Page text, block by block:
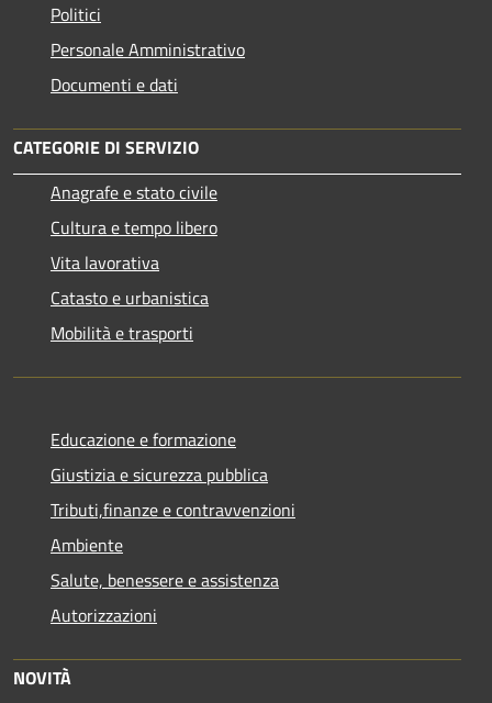
Politici
Personale Amministrativo
Documenti e dati
CATEGORIE DI SERVIZIO
Anagrafe e stato civile
Cultura e tempo libero
Vita lavorativa
Catasto e urbanistica
Mobilità e trasporti
Educazione e formazione
Giustizia e sicurezza pubblica
Tributi,finanze e contravvenzioni
Ambiente
Salute, benessere e assistenza
Autorizzazioni
NOVITÀ